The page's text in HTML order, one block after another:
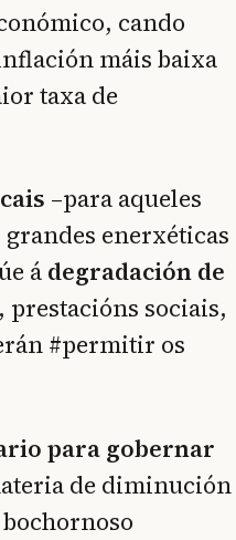
cando
máis baixa
taxa de
–para aqueles
grandes enerxéticas
á degradación de
prestacións sociais,
#permitir os
para gobernar
de diminución